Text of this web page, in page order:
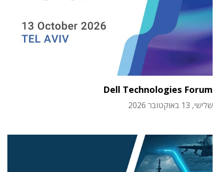
Dell Technologies Forum
שלישי, 13 באוקטובר 2026